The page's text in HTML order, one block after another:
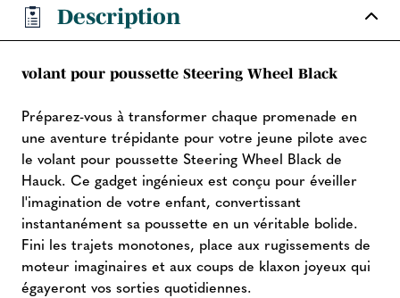
Description
volant pour poussette Steering Wheel Black
Préparez-vous à transformer chaque promenade en
une aventure trépidante pour votre jeune pilote avec
le volant pour poussette Steering Wheel Black de
Hauck. Ce gadget ingénieux est conçu pour éveiller
l'imagination de votre enfant, convertissant
instantanément sa poussette en un véritable bolide.
Fini les trajets monotones, place aux rugissements de
moteur imaginaires et aux coups de klaxon joyeux qui
égayeront vos sorties quotidiennes.